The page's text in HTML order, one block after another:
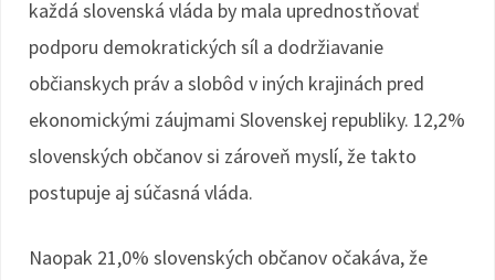
každá slovenská vláda by mala uprednostňovať
podporu demokratických síl a dodržiavanie
občianskych práv a slobôd v iných krajinách pred
ekonomickými záujmami Slovenskej republiky. 12,2%
slovenských občanov si zároveň myslí, že takto
postupuje aj súčasná vláda.
Naopak 21,0% slovenských občanov očakáva, že